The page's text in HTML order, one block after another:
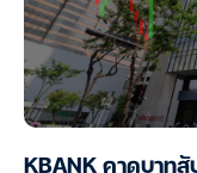
KBANK คาดบาท